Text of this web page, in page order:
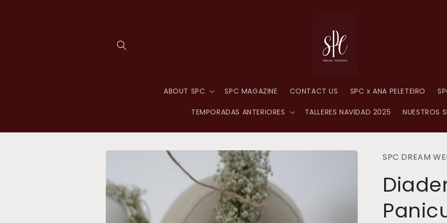
ABOUT SPC SPC MAGAZINE CONTACT US SPC x ANA PELETEIRO
TEMPORADAS ANTERIORES TALLERES NAVIDAD 2025 NUESTROS
Skip to
SPC DREAM